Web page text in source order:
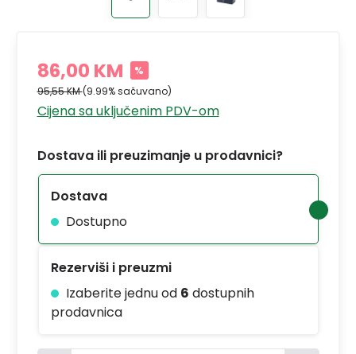
86,00 KM %
95,55 KM(9.99% sačuvano)
Cijena sa uključenim PDV-om
Dostava ili preuzimanje u prodavnici?
Dostava
Dostupno
Rezerviši i preuzmi
Izaberite jednu od 6 dostupnih
prodavnica